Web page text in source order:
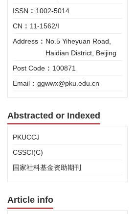
ISSN : 1002-5014
CN : 11-1562/I
Address : No.5 Yiheyuan Road,
Haidian District, Beijing
Post Code : 100871
Email : ggwwx@pku.edu.cn
Abstracted or Indexed
PKUCCJ
CSSCI(C)
国家社科基金资助期刊
Article info